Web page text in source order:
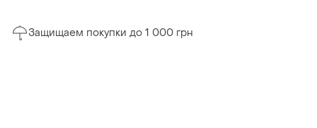
Защищаем покупки до 1 000 грн